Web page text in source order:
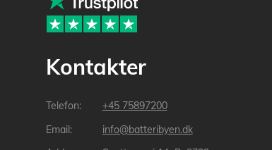
Kontakter
+45 75897200
info@batteribyen.dk